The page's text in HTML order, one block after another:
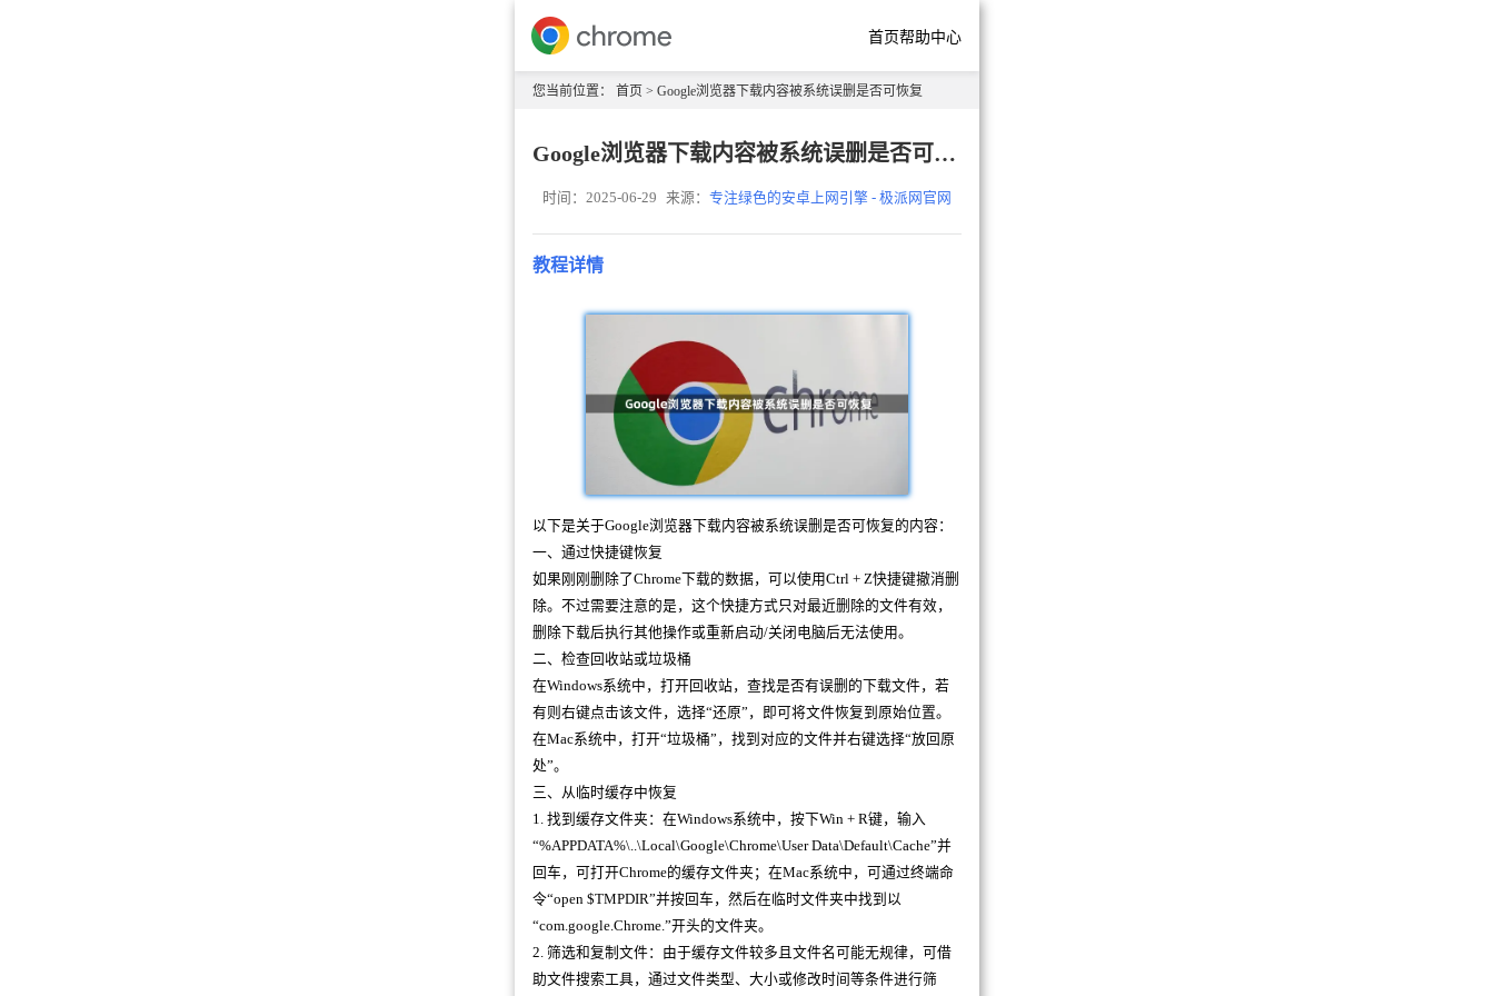
首页帮助中心
您当前位置： 首页 > Google浏览器下载内容被系统误删是否可恢复
Google浏览器下载内容被系统误删是否可恢复
时间：2025-06-29 来源：专注绿色的安卓上网引擎 - 极派网官网
教程详情
以下是关于Google浏览器下载内容被系统误删是否可恢复的内容：
一、通过快捷键恢复
如果刚刚删除了Chrome下载的数据，可以使用Ctrl + Z快捷键撤消删
除。不过需要注意的是，这个快捷方式只对最近删除的文件有效，
删除下载后执行其他操作或重新启动/关闭电脑后无法使用。
二、检查回收站或垃圾桶
在Windows系统中，打开回收站，查找是否有误删的下载文件，若
有则右键点击该文件，选择“还原”，即可将文件恢复到原始位置。
在Mac系统中，打开“垃圾桶”，找到对应的文件并右键选择“放回原
处”。
三、从临时缓存中恢复
1. 找到缓存文件夹：在Windows系统中，按下Win + R键，输入
“%APPDATA%\..\Local\Google\Chrome\User Data\Default\Cache”并
回车，可打开Chrome的缓存文件夹；在Mac系统中，可通过终端命
令“open $TMPDIR”并按回车，然后在临时文件夹中找到以
“com.google.Chrome.”开头的文件夹。
2. 筛选和复制文件：由于缓存文件较多且文件名可能无规律，可借
助文件搜索工具，通过文件类型、大小或修改时间等条件进行筛